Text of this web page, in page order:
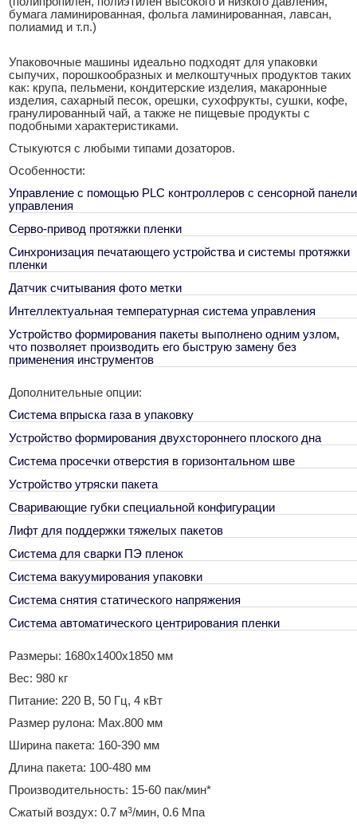
бумага ламинированная, фольга ламинированная, лавсан,
полиамид и т.п.)
Упаковочные машины идеально подходят для упаковки
сыпучих, порошкообразных и мелкоштучных продуктов таких
как: крупа, пельмени, кондитерские изделия, макаронные
изделия, сахарный песок, орешки, сухофрукты, сушки, кофе,
гранулированный чай, а также не пищевые продукты с
подобными характеристиками.
Стыкуются с любыми типами дозаторов.
Особенности:
Управление с помощью PLC контроллеров с сенсорной панели
управления
Серво-привод протяжки пленки
Синхронизация печатающего устройства и системы протяжки
пленки
Датчик считывания фото метки
Интеллектуальная температурная система управления
Устройство формирования пакеты выполнено одним узлом,
что позволяет производить его быструю замену без
применения инструментов
Дополнительные опции:
Система впрыска газа в упаковку
Устройство формирования двухстороннего плоского дна
Система просечки отверстия в горизонтальном шве
Устройство утряски пакета
Сваривающие губки специальной конфигурации
Лифт для поддержки тяжелых пакетов
Система для сварки ПЭ пленок
Система вакуумирования упаковки
Система снятия статического напряжения
Система автоматического центрирования пленки
Размеры: 1680x1400x1850 мм
Вес: 980 кг
Питание: 220 В, 50 Гц, 4 кВт
Размер рулона: Max.800 мм
Ширина пакета: 160-390 мм
Длина пакета: 100-480 мм
Производительность: 15-60 пак/мин*
Сжатый воздух: 0.7 м3/мин, 0.6 Мпа